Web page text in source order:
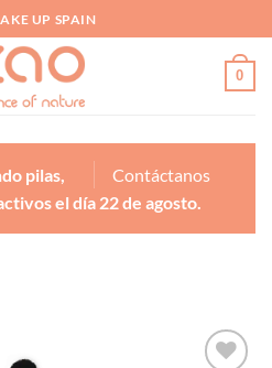
UP SPAIN
0
Contáctanos
pilas,
el día 22 de agosto.